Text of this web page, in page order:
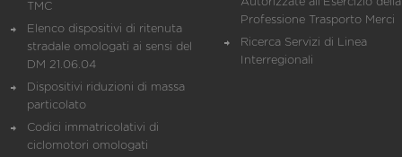
TMC
Elenco dispositivi di ritenuta
stradale omologati ai sensi del
DM 21.06.04
Dispositivi riduzioni di massa
particolato
Codici immatricolativi di
ciclomotori omologati
Autorizzate all'Esercizio della
Professione Trasporto Merci
Ricerca Servizi di Linea
Interregionali